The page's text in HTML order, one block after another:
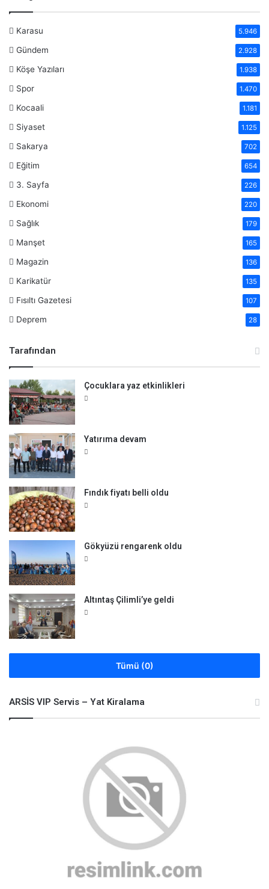
Karasu 5.946
Gündem 2.928
Köşe Yazıları 1.938
Spor 1.470
Kocaali 1.181
Siyaset 1.125
Sakarya 702
Eğitim 654
3. Sayfa 226
Ekonomi 220
Sağlık 179
Manşet 165
Magazin 136
Karikatür 135
Fısıltı Gazetesi 107
Deprem 28
Tarafından
Çocuklara yaz etkinlikleri
Yatırıma devam
Fındık fiyatı belli oldu
Gökyüzü rengarenk oldu
Altıntaş Çilimli’ye geldi
Tümü (0)
ARSİS VIP Servis – Yat Kiralama